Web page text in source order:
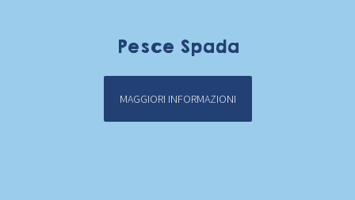
Pesce Spada
MAGGIORI INFORMAZIONI